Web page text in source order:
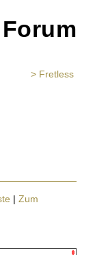
Forum
> Fretless
| Zum